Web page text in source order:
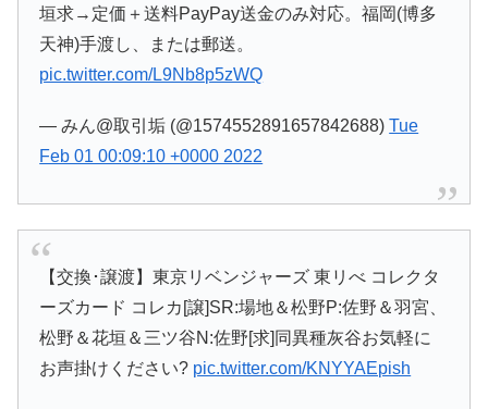
垣求→定価＋送料PayPay送金のみ対応。福岡(博多
天神)手渡し、または郵送。
pic.twitter.com/L9Nb8p5zWQ
— みん@取引垢 (@1574552891657842688)Tue
Feb 01 00:09:10 +0000 2022
【交換･譲渡】東京リベンジャーズ 東リべ コレクタ
ーズカード コレカ[譲]SR:場地＆松野P:佐野＆羽宮、
松野＆花垣＆三ツ谷N:佐野[求]同異種灰谷お気軽に
お声掛けください? pic.twitter.com/KNYYAEpish